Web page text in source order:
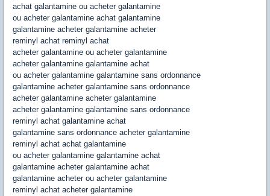
achat galantamine ou acheter galantamine
ou acheter galantamine achat galantamine
galantamine acheter galantamine acheter
reminyl achat reminyl achat
acheter galantamine ou acheter galantamine
acheter galantamine galantamine achat
ou acheter galantamine galantamine sans ordonnance
galantamine acheter galantamine sans ordonnance
acheter galantamine acheter galantamine
acheter galantamine galantamine sans ordonnance
reminyl achat galantamine achat
galantamine sans ordonnance acheter galantamine
reminyl achat achat galantamine
ou acheter galantamine galantamine achat
galantamine acheter galantamine achat
galantamine acheter ou acheter galantamine
reminyl achat acheter galantamine